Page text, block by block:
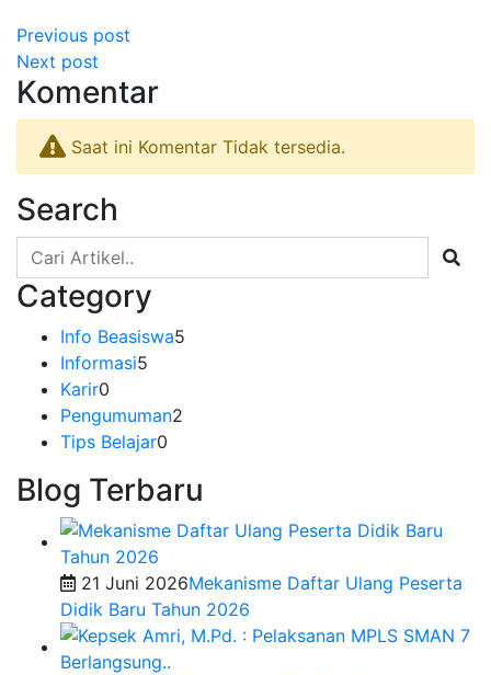
Previous post
Next post
Komentar
Saat ini Komentar Tidak tersedia.
Search
Category
Info Beasiswa5
Informasi5
Karir0
Pengumuman2
Tips Belajar0
Blog Terbaru
21 Juni 2026Mekanisme Daftar Ulang Peserta
Didik Baru Tahun 2026